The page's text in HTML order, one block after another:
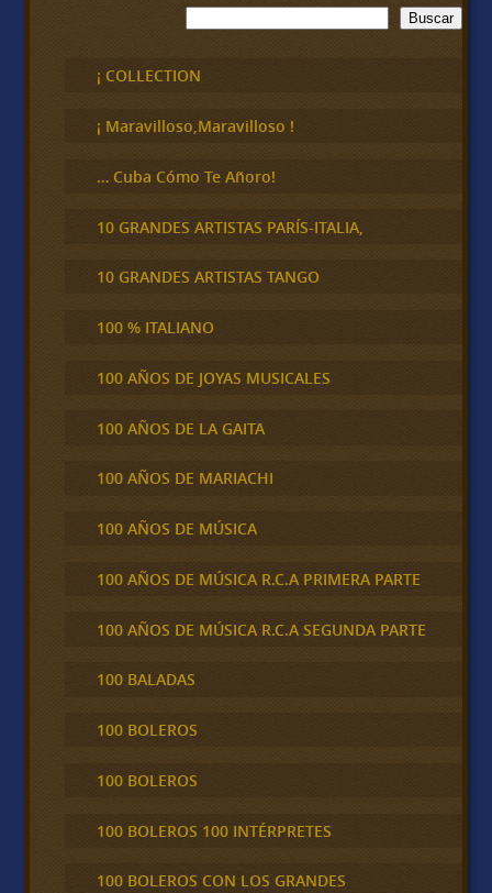
B
u
c
a
Buscar
¡ COLLECTION
¡ Maravilloso,Maravilloso !
… Cuba Cómo Te Añoro!
10 GRANDES ARTISTAS PARÍS-ITALIA,
10 GRANDES ARTISTAS TANGO
100 % ITALIANO
100 AÑOS DE JOYAS MUSICALES
100 AÑOS DE LA GAITA
100 AÑOS DE MARIACHI
100 AÑOS DE MÚSICA
100 AÑOS DE MÚSICA R.C.A PRIMERA PARTE
100 AÑOS DE MÚSICA R.C.A SEGUNDA PARTE
100 BALADAS
100 BOLEROS
100 BOLEROS
100 BOLEROS 100 INTÉRPRETES
100 BOLEROS CON LOS GRANDES